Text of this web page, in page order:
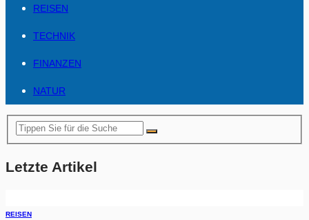
REISEN
TECHNIK
FINANZEN
NATUR
Letzte Artikel
REISEN